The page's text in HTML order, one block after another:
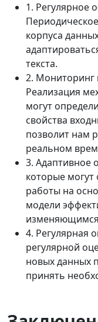
1. Регулярное
корпуса
текста.
2. Мониторинг
Реализация
могут
свойства
позволит нам
реальном
3. Адаптивное
которые
работы на
модели
изменяющимся
4. Регулярная
регулярной
новых данных
принять